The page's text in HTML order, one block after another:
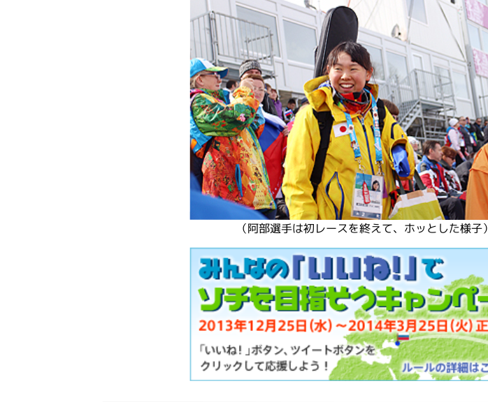
（阿部選手は初レースを終えて、ホッとした様子）